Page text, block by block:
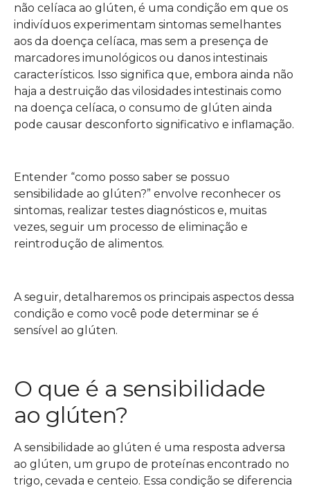
não celíaca ao glúten, é uma condição em que os
indivíduos experimentam sintomas semelhantes
aos da doença celíaca, mas sem a presença de
marcadores imunológicos ou danos intestinais
característicos. Isso significa que, embora ainda não
haja a destruição das vilosidades intestinais como
na doença celíaca, o consumo de glúten ainda
pode causar desconforto significativo e inflamação.
Entender “como posso saber se possuo
sensibilidade ao glúten?” envolve reconhecer os
sintomas, realizar testes diagnósticos e, muitas
vezes, seguir um processo de eliminação e
reintrodução de alimentos.
A seguir, detalharemos os principais aspectos dessa
condição e como você pode determinar se é
sensível ao glúten.
O que é a sensibilidade
ao glúten?
A sensibilidade ao glúten é uma resposta adversa
ao glúten, um grupo de proteínas encontrado no
trigo, cevada e centeio. Essa condição se diferencia